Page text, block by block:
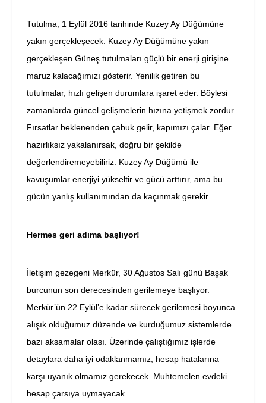
Tutulma, 1 Eylül 2016 tarihinde Kuzey Ay Düğümüne
yakın gerçekleşecek. Kuzey Ay Düğümüne yakın
gerçekleşen Güneş tutulmaları güçlü bir enerji girişine
maruz kalacağımızı gösterir. Yenilik getiren bu
tutulmalar, hızlı gelişen durumlara işaret eder. Böylesi
zamanlarda güncel gelişmelerin hızına yetişmek zordur.
Fırsatlar beklenenden çabuk gelir, kapımızı çalar. Eğer
hazırlıksız yakalanırsak, doğru bir şekilde
değerlendiremeyebiliriz. Kuzey Ay Düğümü ile
kavuşumlar enerjiyi yükseltir ve gücü arttırır, ama bu
gücün yanlış kullanımından da kaçınmak gerekir.
Hermes geri adıma başlıyor!
İletişim gezegeni Merkür, 30 Ağustos Salı günü Başak
burcunun son derecesinden gerilemeye başlıyor.
Merkür’ün 22 Eylül’e kadar sürecek gerilemesi boyunca
alışık olduğumuz düzende ve kurduğumuz sistemlerde
bazı aksamalar olası. Üzerinde çalıştığımız işlerde
detaylara daha iyi odaklanmamız, hesap hatalarına
karşı uyanık olmamız gerekecek. Muhtemelen evdeki
hesap çarsıya uymayacak.